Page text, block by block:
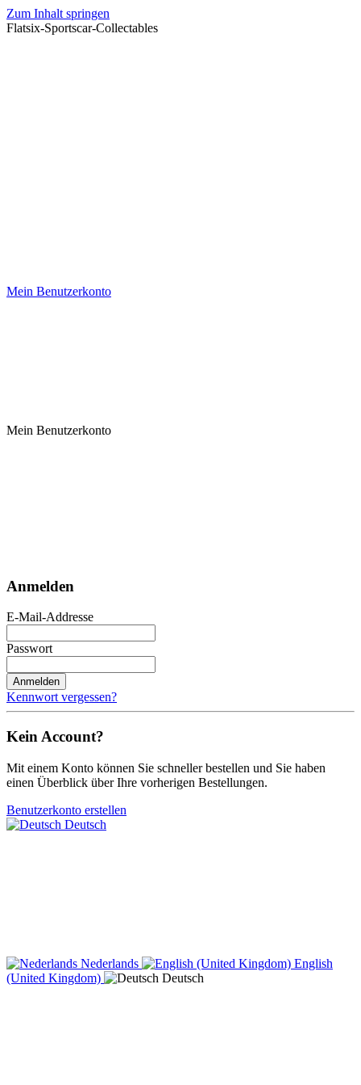
Zum Inhalt springen
Flatsix-Sportscar-Collectables
Mein Benutzerkonto
Mein Benutzerkonto
Anmelden
E-Mail-Addresse
Passwort
Anmelden
Kennwort vergessen?
Kein Account?
Mit einem Konto können Sie schneller bestellen und Sie haben
einen Überblick über Ihre vorherigen Bestellungen.
Benutzerkonto erstellen
Deutsch
Nederlands
English
(United Kingdom)
Deutsch